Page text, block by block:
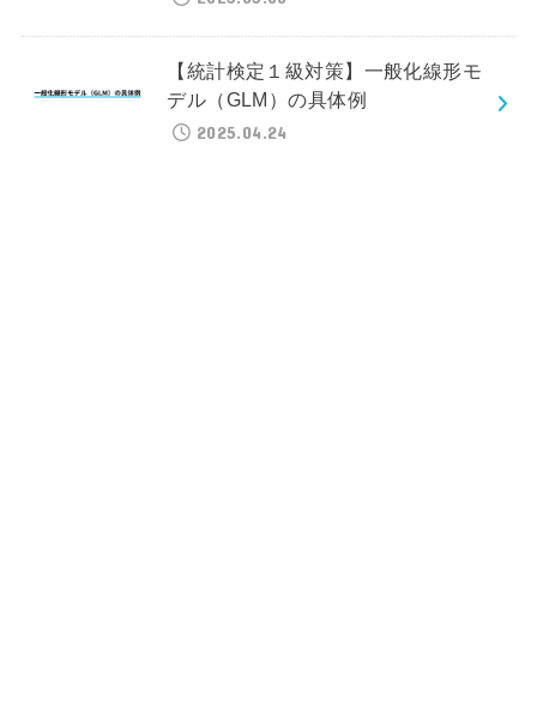
【統計検定１級対策】一般化線形モ
デル（GLM）の具体例
2025.04.24